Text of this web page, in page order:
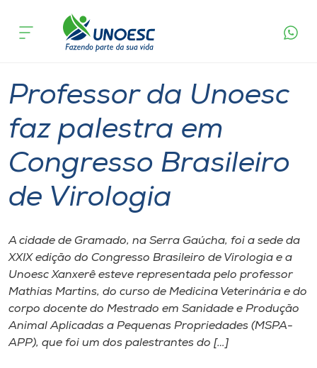
Cursos
Pesquisa
Atendimento ao Estudante
Portal de Ensino
A
Unoesc
Internacionalização
I.nova
acontece
Professor da Unoesc
faz palestra em
Congresso Brasileiro
de Virologia
A cidade de Gramado, na Serra Gaúcha, foi a sede da
XXIX edição do Congresso Brasileiro de Virologia e a
Unoesc Xanxerê esteve representada pelo professor
Mathias Martins, do curso de Medicina Veterinária e do
corpo docente do Mestrado em Sanidade e Produção
Animal Aplicadas a Pequenas Propriedades (MSPA-
APP), que foi um dos palestrantes do […]